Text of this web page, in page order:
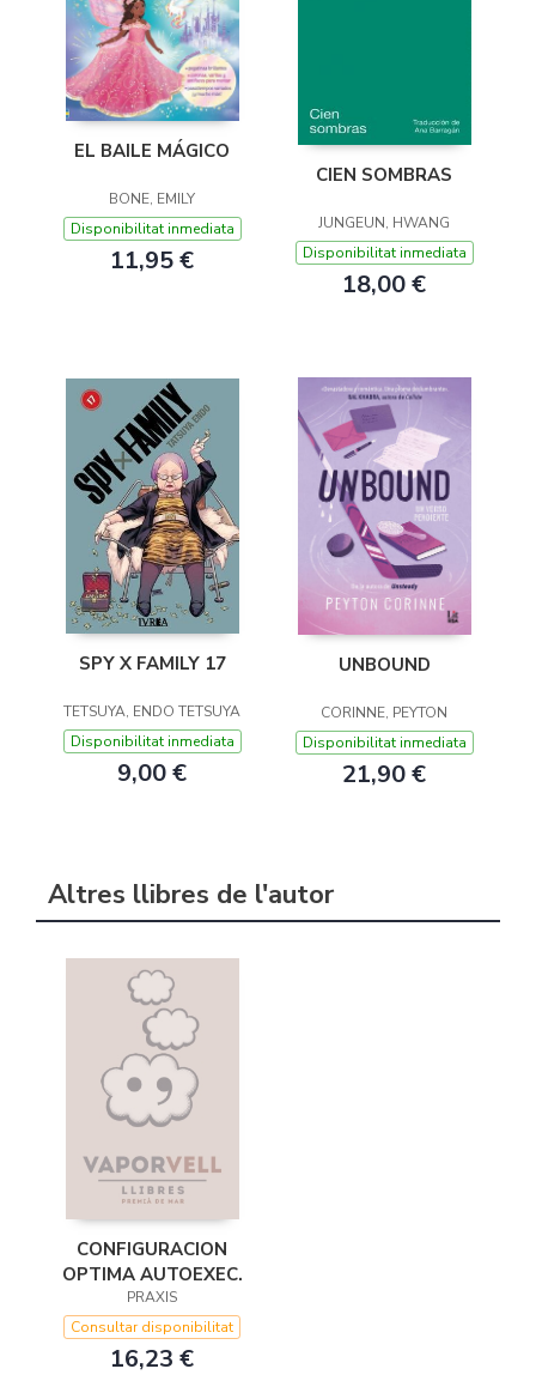
EL BAILE MÁGICO
BONE, EMILY
Disponibilitat inmediata
11,95 €
CIEN SOMBRAS
JUNGEUN, HWANG
Disponibilitat inmediata
18,00 €
SPY X FAMILY 17
TETSUYA, ENDO TETSUYA
Disponibilitat inmediata
9,00 €
UNBOUND
CORINNE, PEYTON
Disponibilitat inmediata
21,90 €
Altres llibres de l'autor
CONFIGURACION
OPTIMA AUTOEXEC.
PRAXIS
Consultar disponibilitat
16,23 €